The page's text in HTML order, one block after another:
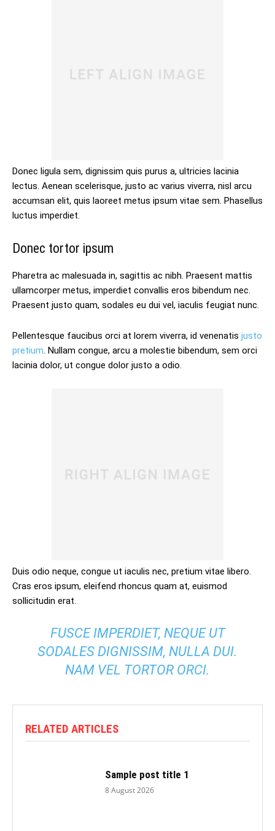
Donec ligula sem, dignissim quis purus a, ultricies lacinia
lectus. Aenean scelerisque, justo ac varius viverra, nisl arcu
accumsan elit, quis laoreet metus ipsum vitae sem. Phasellus
luctus imperdiet.
Donec tortor ipsum
Pharetra ac malesuada in, sagittis ac nibh. Praesent mattis
ullamcorper metus, imperdiet convallis eros bibendum nec.
Praesent justo quam, sodales eu dui vel, iaculis feugiat nunc.
Pellentesque faucibus orci at lorem viverra, id venenatis justo
pretium. Nullam congue, arcu a molestie bibendum, sem orci
lacinia dolor, ut congue dolor justo a odio.
Duis odio neque, congue ut iaculis nec, pretium vitae libero.
Cras eros ipsum, eleifend rhoncus quam at, euismod
sollicitudin erat.
FUSCE IMPERDIET, NEQUE UT
SODALES DIGNISSIM, NULLA DUI.
NAM VEL TORTOR ORCI.
RELATED ARTICLES
Sample post title 1
8 August 2026